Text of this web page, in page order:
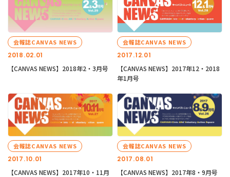
2018.02.01
会報誌CANVAS NEWS
【CANVAS NEWS】2018年2・3月号
2017.12.01
会報誌CANVAS NEWS
【CANVAS NEWS】2017年12・2018
年1月号
2017.10.01
会報誌CANVAS NEWS
【CANVAS NEWS】2017年10・11月
2017.08.01
会報誌CANVAS NEWS
【CANVAS NEWS】2017年8・9月号